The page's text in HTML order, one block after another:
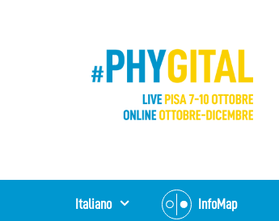
InfoMap
Italiano